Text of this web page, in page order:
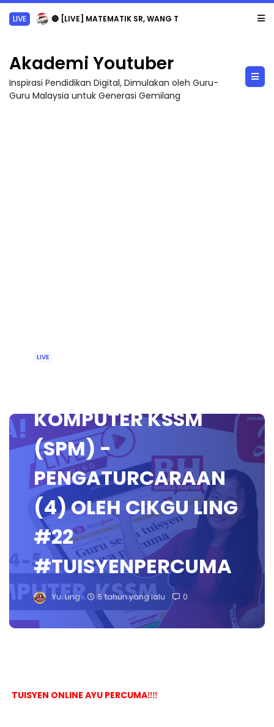
LIVE 🔴 [LIVE] MATEMATIK SR, WANG TAHUN 6 OLEH CIKGU ANITA #ALLINONE #141 #...
Akademi Youtuber
Inspirasi Pendidikan Digital, Dimulakan oleh Guru-
Guru Malaysia untuk Generasi Gemilang
LIVE
KOMPUTER KSSM
(SPM) -
PENGATURCARAAN
(4) OLEH CIKGU LING
#22
#TUISYENPERCUMA
Yu. Ling 5 tahun yang lalu 0
TUISYEN ONLINE AYU PERCUMA‼️‼️